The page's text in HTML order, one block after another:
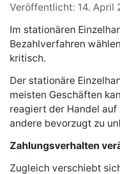
Veröffentlicht: 14. April
Im stationären
Bezahlverfahren
kritisch.
Der stationäre
meisten Geschäften
reagiert der Handel
andere bevorzugt zu
Zahlungsverhalten
Zugleich verschiebt